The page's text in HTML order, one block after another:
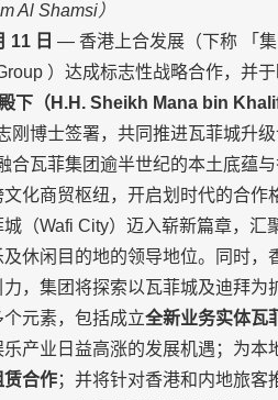
Al Shamsi）
11 日 — 香港上合发展（下称 「
）达成标志性战略合作，并
下（ H.H. Sheikh Mana bin
刚博士签署，共同推进瓦菲城升
合瓦菲集团逾半世纪的本土底蕴
化商贸枢纽，开启划时代的合作
（Wafi City）迈入崭新篇章，
休闲目的地的领导地位。同时
，集团将探索以瓦菲城及迪拜为
元素，包括成立全新业务实体瓦
产业日益高涨的发展机遇；为本
赁合作；并将针对香港和内地旅